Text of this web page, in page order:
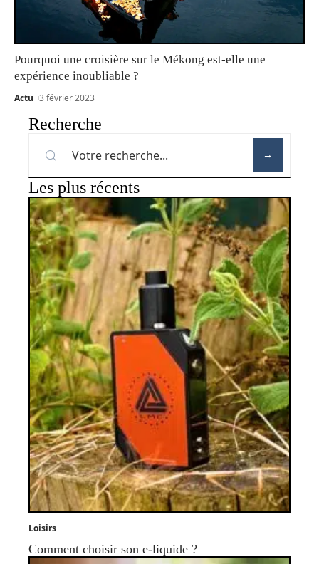
Pourquoi une croisière sur le Mékong est-elle une
expérience inoubliable ?
Actu 3 février 2023
Recherche
Les plus récents
Loisirs
Comment choisir son e-liquide ?